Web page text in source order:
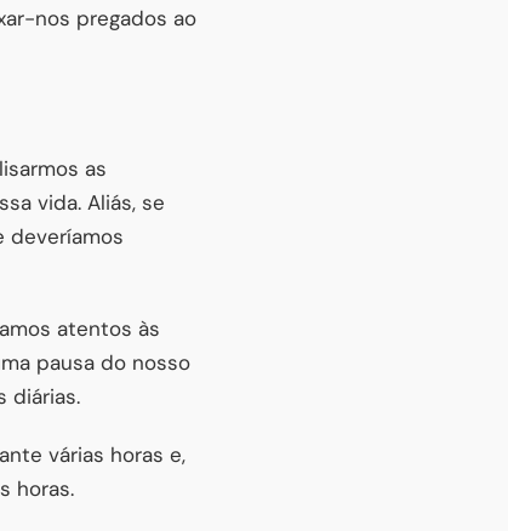
nos pregados ao
as
vida. Aliás, se
deveríamos
atentos às
pausa do nosso
diárias.
várias horas e,
horas.